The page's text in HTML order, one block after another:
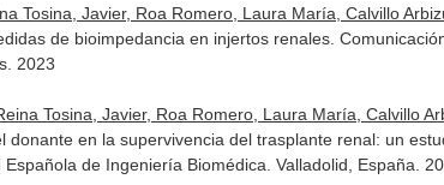
Tosina, Javier, Roa Romero, Laura María, Calvillo
de bioimpedancia en injertos renales.
2023
Tosina, Javier, Roa Romero, Laura María, Calvillo
donante en la supervivencia del trasplante renal: un
de Ingeniería Biomédica. Valladolid, España.